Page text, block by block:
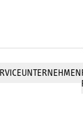
UNTERNEHMEN